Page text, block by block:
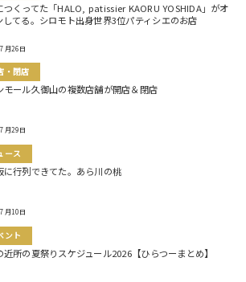
つくってた「HALO, patissier KAORU YOSHIDA」がオ
してる。シロモト出身世界3位パティシエのお店
月26日
・閉店
モール久御山の複数店舗が開店＆閉店
月29日
ース
に行列できてた。あら川の桃
月10日
ント
近所の夏祭りスケジュール2026【ひらつーまとめ】